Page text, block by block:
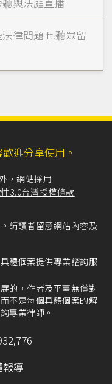
律問題 ft.聽眾留
迎分享使用。
，網站採用
3.0台灣授權條款
請讀者留意網站內容及
體個案提供專業諮詢服
的，作者及平臺無償對
不是每個具體個案的解
專業律師。
報導